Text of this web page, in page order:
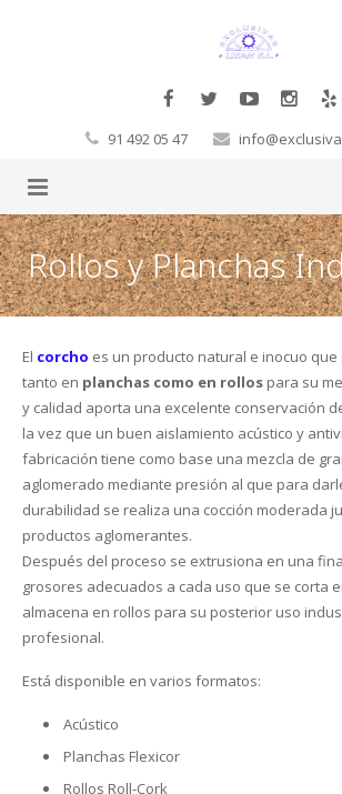
91 492 05 47
Productos
Complementos
Cornisas
Vigas
Rosetones
Placas de techo
Piedras
Jarrones y objetos 3D
Pegamentos
Hb Fuller
Masillas
Siliconas
Corcho
Corcho de pared
Pinwall
Corcho de suelo
Rollos y Planchas Industriales
Revestimientos de pared
My Wall
FotoMurales
Frisos
Cesped artificial
Felpudos y estriberas de caucho
Tarimas
Flotante
Baltic Wood
Boen
Laminadas
FinFloor
Outlet Krono Original
Galea Floor
Outlet Wineo
Macizas
Vinílicas
Gerflor
Vycover
Aislantes
Suelos
Provent
Rodapié
Rodapié aglomerado
Laminadas
Productos de mantenimiento
Exclusivos
Decoración Moderno-Clásico
Contract
Textiles
Infantil – Juvenil
Cocinas / Baños
Glamora
Orac
Revestimientos 3D
Cornisas Orac
Molduras Orac
Zócalos
Catálogos Orac
Sueños de Cigüeña
El Blog
Empresa
Contacto
Rollos y Planchas
El corcho es un producto natural e inocuo
tanto en planchas como en rollos para su
y calidad aporta una excelente conservación
la vez que un buen aislamiento acústico y
fabricación tiene como base una mezcla de
aglomerado mediante presión al que para
durabilidad se realiza una cocción moderada
productos aglomerantes.
Después del proceso se extrusiona en una
grosores adecuados a cada uso que se corta
almacena en rollos para su posterior uso
profesional.
Está disponible en varios formatos:
Acústico
Planchas Flexicor
Rollos Roll-Cork